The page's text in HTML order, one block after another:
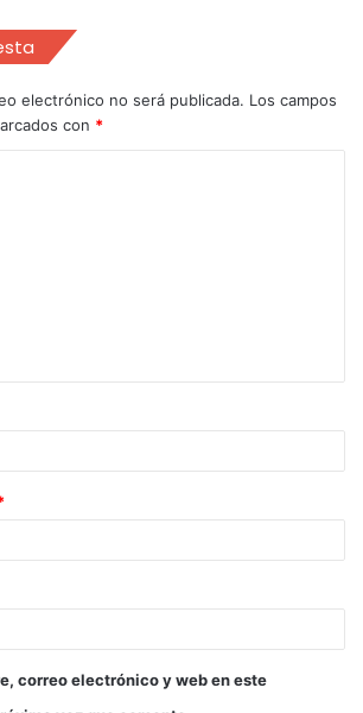
electrónico no será publicada. Los campos
con *
correo electrónico y web en este